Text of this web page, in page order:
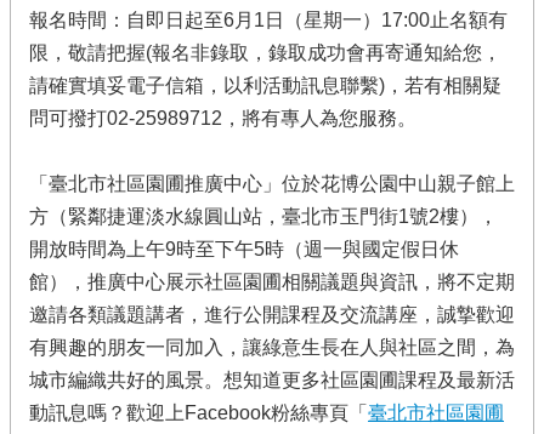
報名時間：自即日起至6月1日（星期一）17:00止名額有
限，敬請把握(報名非錄取，錄取成功會再寄通知給您，
請確實填妥電子信箱，以利活動訊息聯繫)，若有相關疑
問可撥打02-25989712，將有專人為您服務。
「臺北市社區園圃推廣中心」位於花博公園中山親子館上
方（緊鄰捷運淡水線圓山站，臺北市玉門街1號2樓），
開放時間為上午9時至下午5時（週一與國定假日休
館），推廣中心展示社區園圃相關議題與資訊，將不定期
邀請各類議題講者，進行公開課程及交流講座，誠摯歡迎
有興趣的朋友一同加入，讓綠意生長在人與社區之間，為
城市編織共好的風景。想知道更多社區園圃課程及最新活
動訊息嗎？歡迎上Facebook粉絲專頁「 臺北市社區園圃